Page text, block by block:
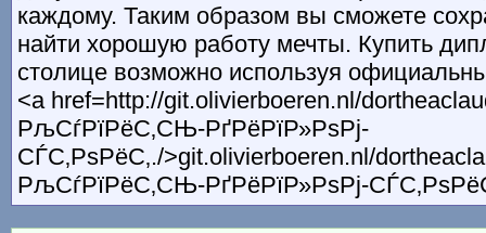
каждому. Таким образом вы сможете
найти хорошую работу мечты. Купить
столице возможно используя
<a href=http://git.olivierboeren.nl/
РљСѓРїРёС‚СЊ-РґРёРїР»РѕРј-
СЃС‚РѕРёС‚./>git.olivierboeren.nl/
РљСѓРїРёС‚СЊ-РґРёРїР»РѕРј-